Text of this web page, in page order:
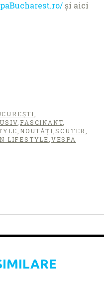
și aici
,
, FASCINANT,
, NOUTĂȚI,SCUTER,
LIFESTYLE,VESPA